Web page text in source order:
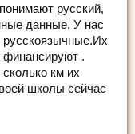
русский,
данные. У нас
финансируют .
км их
школы сейчас